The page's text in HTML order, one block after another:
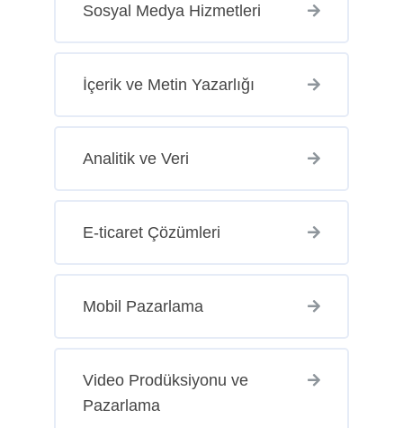
Sosyal Medya Hizmetleri
İçerik ve Metin Yazarlığı
Analitik ve Veri
E-ticaret Çözümleri
Mobil Pazarlama
Video Prodüksiyonu ve
Pazarlama